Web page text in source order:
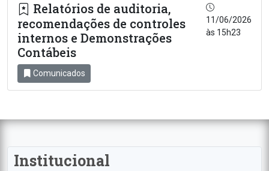
Relatórios de auditoria,
recomendações de controles
internos e Demonstrações
Contábeis
11/06/2026
às 15h23
Comunicados
Institucional